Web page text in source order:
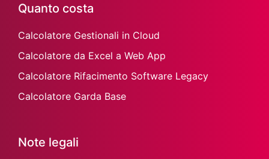
Quanto costa
Calcolatore Gestionali in Cloud
Calcolatore da Excel a Web App
Calcolatore Rifacimento Software Legacy
Calcolatore Garda Base
Note legali